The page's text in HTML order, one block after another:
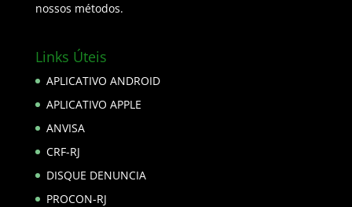
nossos métodos.
Links Úteis
APLICATIVO ANDROID
APLICATIVO APPLE
ANVISA
CRF-RJ
DISQUE DENUNCIA
PROCON-RJ